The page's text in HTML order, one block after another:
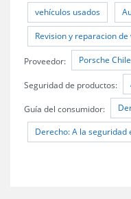
vehículos usados
Revision y reparacion
Proveedor: Porsche
Seguridad de productos:
Guía del consumidor:
Derecho: A la seguridad